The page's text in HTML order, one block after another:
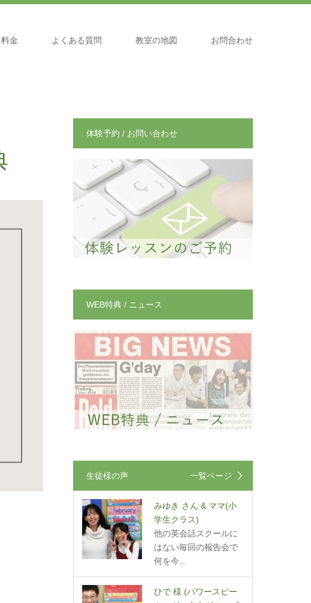
金 よくある質問 教室の地図 お問合わせ
体験予約 / お問い合わせ
WEB特典 / ニュース
生徒様の声 一覧ページ
みゆき さん & ママ(小
学生クラス)
他の英会話スクールに
はない毎回の報告会で
何を今...
ひで 様 (パワースピー